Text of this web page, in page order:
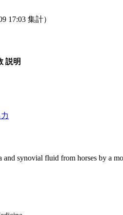
17:03 集計）
説明
and synovial fluid from horses by a